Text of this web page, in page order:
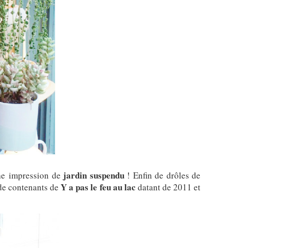
impression de jardin suspendu! Enfin de drôles de
contenants deY a pas le feu au lac datant de 2011 et